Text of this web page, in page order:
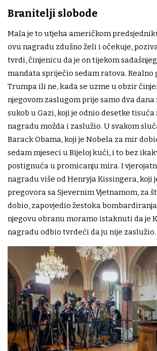
Branitelji slobode
Mala je to utjeha američkom
ovu nagradu zdušno želi i očekuje,
tvrdi, činjenicu da je on tijekom
mandata spriječio sedam ratova.
Trumpa ili ne, kada se uzme u obzir
njegovom zaslugom prije samo dva
sukob u Gazi, koji je odnio desetke tisuća
nagradu možda i zaslužio. U svakom
Barack Obama, koji je Nobela za mir
sedam mjeseci u Bijeloj kući, i to bez
postignuća u promicanju mira. I
nagradu više od Henryja Kissingera, koji
pregovora sa Sjevernim Vjetnamom, za
dobio, zapovjedio žestoka
njegovu obranu moramo istaknuti da je
nagradu odbio tvrdeći da ju nije zaslužio.